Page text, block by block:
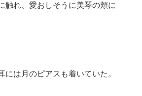
れ、愛おしそうに美琴の頬に
は月のピアスも着いていた。